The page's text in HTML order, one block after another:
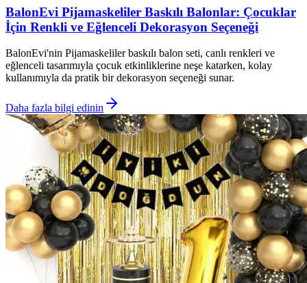
BalonEvi Pijamaskeliler Baskılı Balonlar: Çocuklar
İçin Renkli ve Eğlenceli Dekorasyon Seçeneği
BalonEvi'nin Pijamaskeliler baskılı balon seti, canlı renkleri ve
eğlenceli tasarımıyla çocuk etkinliklerine neşe katarken, kolay
kullanımıyla da pratik bir dekorasyon seçeneği sunar.
Daha fazla bilgi edinin